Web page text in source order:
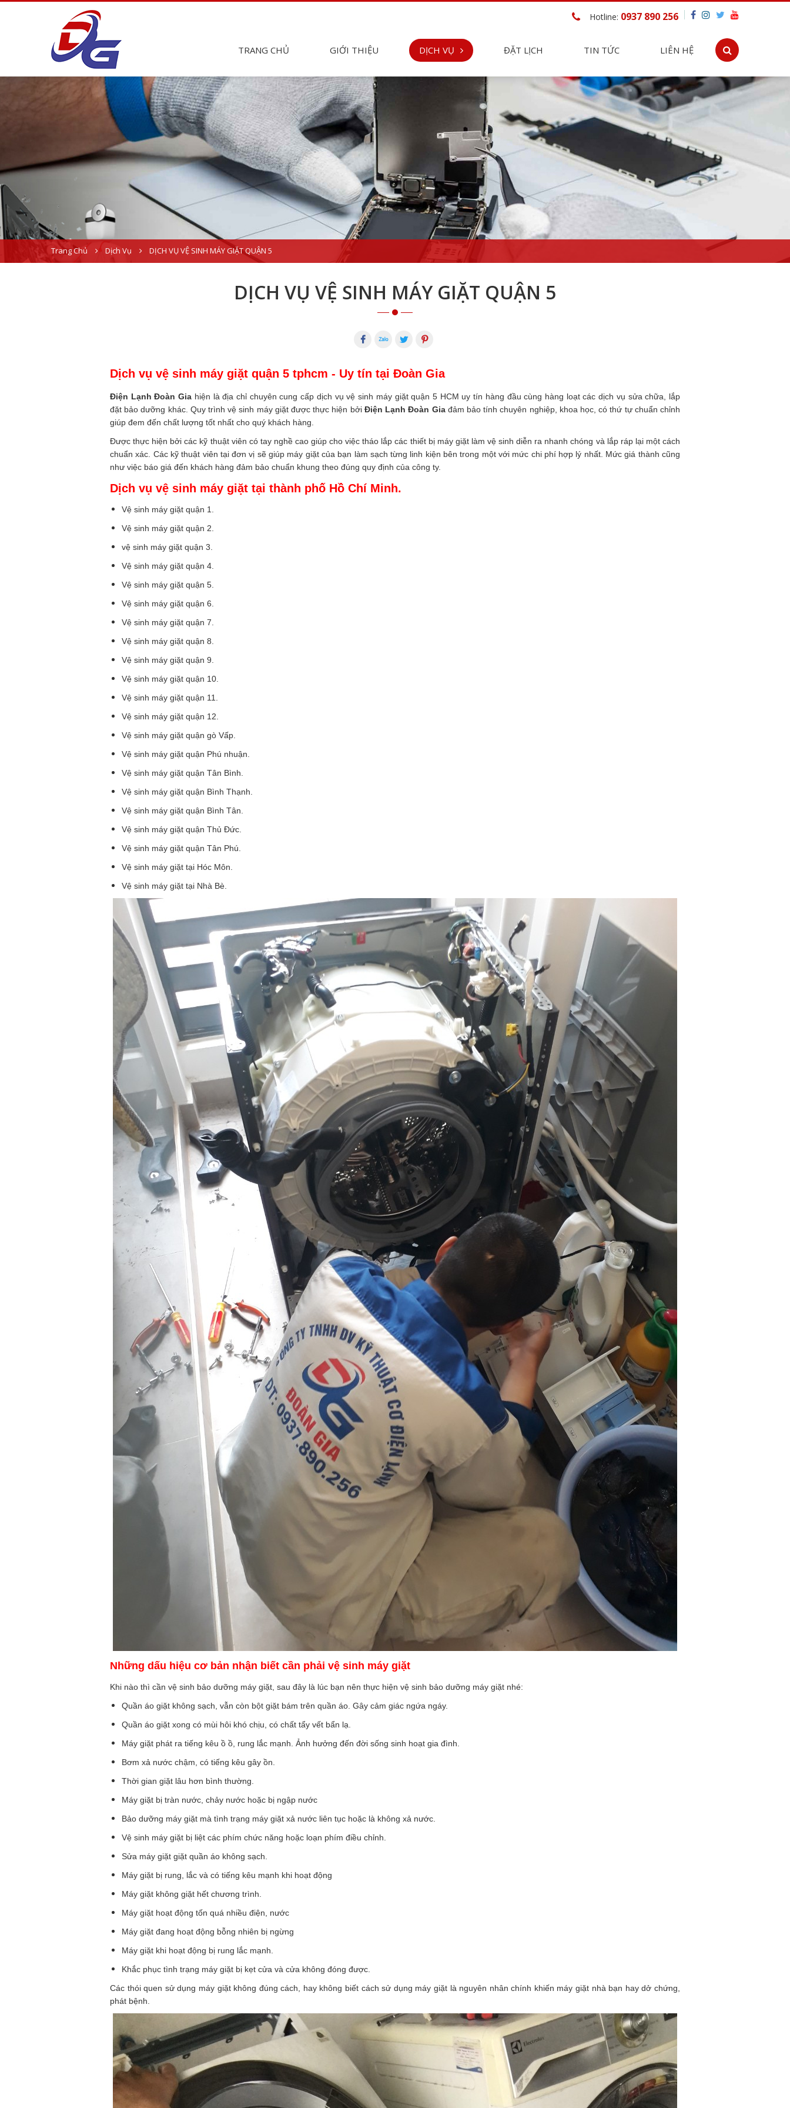
Hotline: 0937 890 256
TRANG CHỦ GIỚI THIỆU DỊCH VỤ ĐẶT LỊCH TIN TỨC LIÊN HỆ
Trang Chủ Dịch Vụ DỊCH VỤ VỆ SINH MÁY GIẶT QUẬN 5
DỊCH VỤ VỆ SINH MÁY GIẶT QUẬN 5
Dịch vụ vệ sinh máy giặt quận 5 tphcm - Uy tín tại Đoàn Gia
Điện Lạnh Đoàn Gia hiện là địa chỉ chuyên cung cấp dịch vụ vệ sinh máy giặt quận 5 HCM uy tín hàng đầu cùng hàng loạt các dịch vụ sửa chữa, lắp
đặt bảo dưỡng khác. Quy trình vệ sinh máy giặt được thực hiện bởi Điện Lạnh Đoàn Giađảm bảo tính chuyên nghiệp, khoa học, có thứ tự chuẩn chỉnh
giúp đem đến chất lượng tốt nhất cho quý khách hàng.
Được thực hiện bởi các kỹ thuật viên có tay nghề cao giúp cho việc tháo lắp các thiết bị máy giặt làm vệ sinh diễn ra nhanh chóng và lắp ráp lại một cách
chuẩn xác. Các kỹ thuật viên tại đơn vị sẽ giúp máy giặt của bạn làm sạch từng linh kiện bên trong một với mức chi phí hợp lý nhất. Mức giá thành cũng
như việc báo giá đến khách hàng đảm bảo chuẩn khung theo đúng quy định của công ty.
Dịch vụ vệ sinh máy giặt tại thành phố Hồ Chí Minh.
Vệ sinh máy giặt quận 1.
Vệ sinh máy giặt quận 2.
vệ sinh máy giặt quận 3.
Vệ sinh máy giặt quận 4.
Vệ sinh máy giặt quận 5.
Vệ sinh máy giặt quận 6.
Vệ sinh máy giặt quận 7.
Vệ sinh máy giặt quận 8.
Vệ sinh máy giặt quận 9.
Vệ sinh máy giặt quận 10.
Vệ sinh máy giặt quận 11.
Vệ sinh máy giặt quận 12.
Vệ sinh máy giặt quận gò Vấp.
Vệ sinh máy giặt quận Phú nhuận.
Vệ sinh máy giặt quận Tân Bình.
Vệ sinh máy giặt quận Bình Thạnh.
Vệ sinh máy giặt quận Bình Tân.
Vệ sinh máy giặt quận Thủ Đức.
Vệ sinh máy giặt quận Tân Phú.
Vệ sinh máy giặt tại Hóc Môn.
Vệ sinh máy giặt tại Nhà Bè.
Những dấu hiệu cơ bản nhận biết cần phải vệ sinh máy giặt
Khi nào thì cần vệ sinh bảo dưỡng máy giặt, sau đây là lúc bạn nên thực hiện vệ sinh bảo dưỡng máy giặt nhé:
Quần áo giặt không sạch, vẫn còn bột giặt bám trên quần áo. Gây cảm giác ngứa ngáy.
Quần áo giặt xong có mùi hôi khó chịu, có chất tẩy vết bẩn lạ.
Máy giặt phát ra tiếng kêu ồ ồ, rung lắc mạnh. Ảnh hưởng đến đời sống sinh hoạt gia đình.
Bơm xả nước chậm, có tiếng kêu gây ồn.
Thời gian giặt lâu hơn bình thường.
Máy giặt bị tràn nước, chảy nước hoặc bị ngập nước
Bảo dưỡng máy giặt mà tình trạng máy giặt xả nước liên tục hoặc là không xả nước.
Vệ sinh máy giặt bị liệt các phím chức năng hoặc loạn phím điều chỉnh.
Sửa máy giặt giặt quần áo không sạch.
Máy giặt bị rung, lắc và có tiếng kêu mạnh khi hoạt động
Máy giặt không giặt hết chương trình.
Máy giặt hoạt động tốn quá nhiều điện, nước
Máy giặt đang hoạt động bỗng nhiên bị ngừng
Máy giặt khi hoạt động bị rung lắc mạnh.
Khắc phục tình trạng máy giặt bị kẹt cửa và cửa không đóng được.
Các thói quen sử dụng máy giặt không đúng cách, hay không biết cách sử dụng máy giặt là nguyên nhân chính khiến máy giặt nhà bạn hay dở chứng,
phát bệnh.